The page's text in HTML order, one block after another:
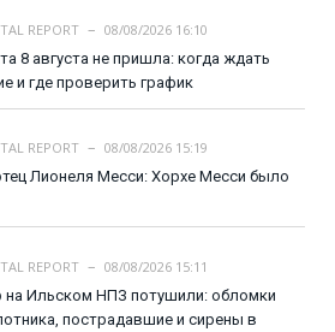
REPORT
08/08/2026 16:10
8 августа не пришла: когда ждать
и где проверить график
REPORT
08/08/2026 15:19
Лионеля Месси: Хорхе Месси было
REPORT
08/08/2026 15:11
Ильском НПЗ потушили: обломки
пострадавшие и сирены в